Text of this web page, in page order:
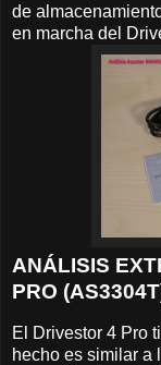
de
en marcha del
ANÁLISIS
PRO
El Drivestor 4 Pro
hecho es similar a